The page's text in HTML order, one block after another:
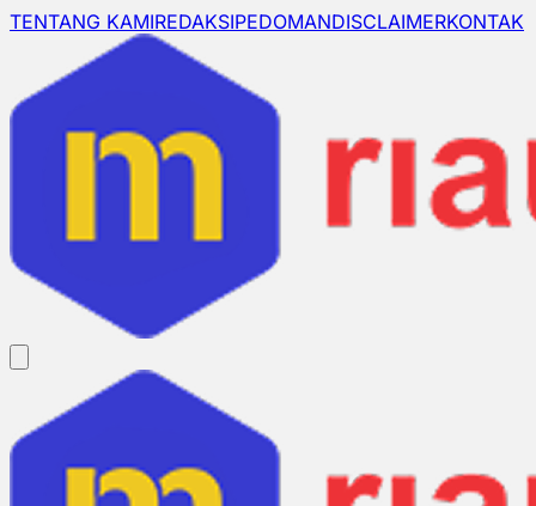
TENTANG KAMIREDAKSIPEDOMANDISCLAIMERKONTAK